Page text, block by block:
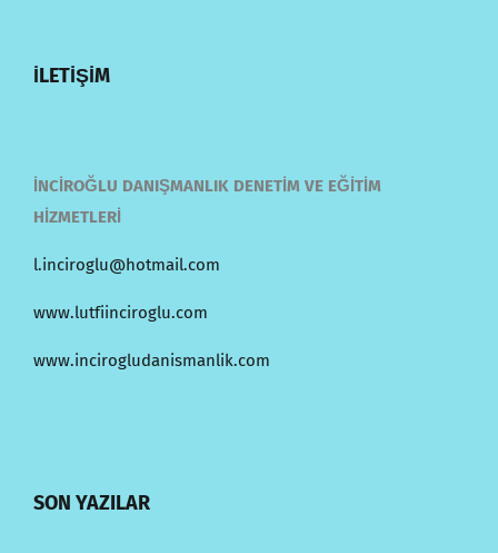
İLETİŞİM
İNCİROĞLU DANIŞMANLIK DENETİM VE EĞİTİM
HİZMETLERİ
l.inciroglu@hotmail.com
www.lutfiinciroglu.com
www.incirogludanismanlik.com
SON YAZILAR